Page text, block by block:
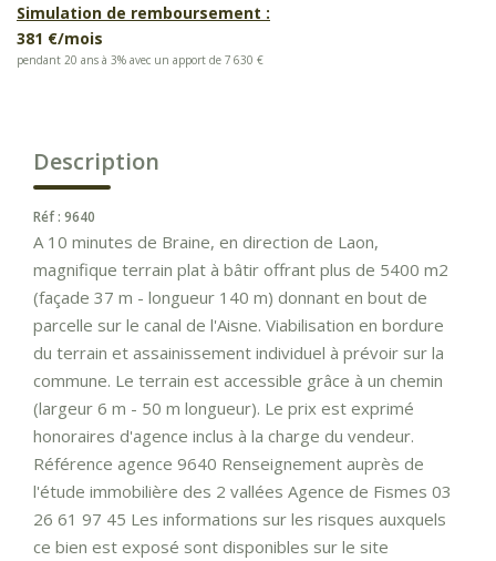
Simulation de remboursement :
381 €/mois
pendant 20 ans à 3% avec un apport de 7 630 €
Description
Réf : 9640
A 10 minutes de Braine, en direction de Laon,
magnifique terrain plat à bâtir offrant plus de 5400 m2
(façade 37 m - longueur 140 m) donnant en bout de
parcelle sur le canal de l'Aisne. Viabilisation en bordure
du terrain et assainissement individuel à prévoir sur la
commune. Le terrain est accessible grâce à un chemin
(largeur 6 m - 50 m longueur). Le prix est exprimé
honoraires d'agence inclus à la charge du vendeur.
Référence agence 9640 Renseignement auprès de
l'étude immobilière des 2 vallées Agence de Fismes 03
26 61 97 45 Les informations sur les risques auxquels
ce bien est exposé sont disponibles sur le site